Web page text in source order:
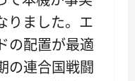
りました。エ
の配置が最適
の連合国戦闘